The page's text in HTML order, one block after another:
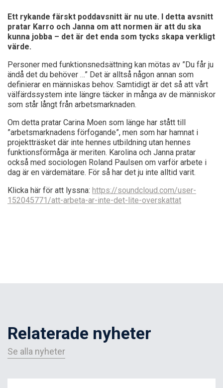
Ett rykande färskt poddavsnitt är nu ute. I detta avsnitt
pratar Karro och Janna om att normen är att du ska
kunna jobba – det är det enda som tycks skapa verkligt
värde.
Personer med funktionsnedsättning kan mötas av ”Du får ju
ändå det du behöver …” Det är alltså någon annan som
definierar en människas behov. Samtidigt är det så att vårt
välfärdssystem inte längre täcker in många av de människor
som står långt från arbetsmarknaden.
Om detta pratar Carina Moen som länge har stått till
”arbetsmarknadens förfogande”, men som har hamnat i
projektträsket där inte hennes utbildning utan hennes
funktionsförmåga är meriten. Karolina och Janna pratar
också med sociologen Roland Paulsen om varför arbete i
dag är en värdemätare. För så har det ju inte alltid varit.
Klicka här för att lyssna: https://soundcloud.com/user-
152045771/att-arbeta-ar-inte-det-lite-overskattat
Relaterade nyheter
Se alla nyheter